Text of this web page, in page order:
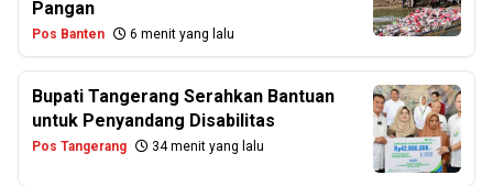
Pangan
Pos Banten 6 menit yang lalu
Bupati Tangerang Serahkan Bantuan
untuk Penyandang Disabilitas
Pos Tangerang 34 menit yang lalu